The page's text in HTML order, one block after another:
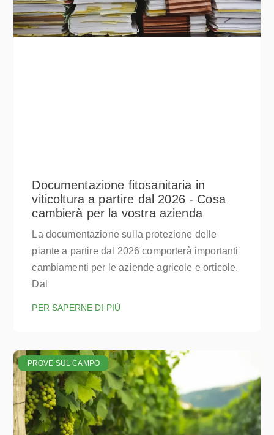
Documentazione fitosanitaria in
viticoltura a partire dal 2026 - Cosa
cambierà per la vostra azienda
La documentazione sulla protezione delle
piante a partire dal 2026 comporterà importanti
cambiamenti per le aziende agricole e orticole.
Dal
PER SAPERNE DI PIÙ
PROVE SUL CAMPO